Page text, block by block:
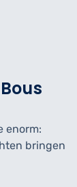
enorm:
bringen